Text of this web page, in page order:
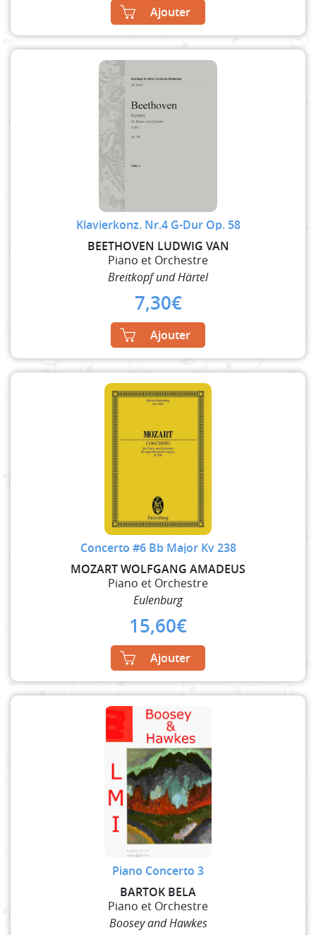
Ajouter
Klavierkonz. Nr.4 G-Dur Op. 58
BEETHOVEN LUDWIG VAN
Piano et Orchestre
Breitkopf und Härtel
7,30€
Ajouter
Concerto #6 Bb Major Kv 238
MOZART WOLFGANG AMADEUS
Piano et Orchestre
Eulenburg
15,60€
Ajouter
Piano Concerto 3
BARTOK BELA
Piano et Orchestre
Boosey and Hawkes